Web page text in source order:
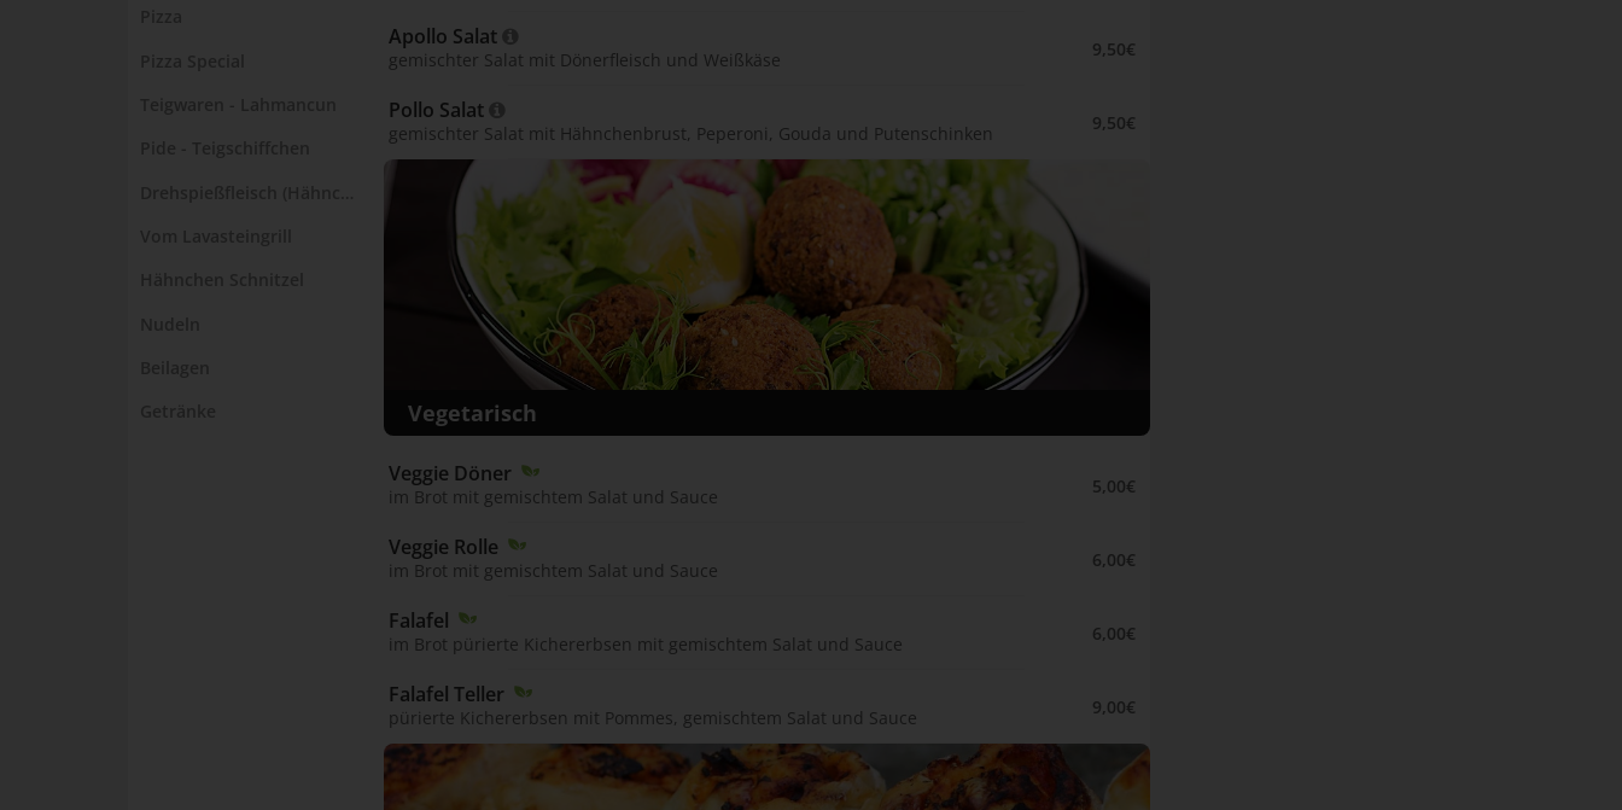
Apollo Salat
gemischter Salat mit Dönerfleisch und Weißkäse 9,50€
Pollo Salat
gemischter Salat mit Hähnchenbrust, Peperoni, Gouda und Putenschinken 9,50€
Vegetarisch
Veggie Döner
im Brot mit gemischtem Salat und Sauce
5,00€
Veggie Rolle
im Brot mit gemischtem Salat und Sauce
6,00€
Falafel
im Brot pürierte Kichererbsen mit gemischtem Salat und Sauce
6,00€
Falafel Teller
pürierte Kichererbsen mit Pommes, gemischtem Salat und Sauce
9,00€